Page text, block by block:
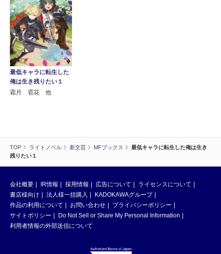
TOP ライトノベル 新文芸 MFブックス
最低キャラに転生した俺は生き
残りたい１
最低キャラに転生した
俺は生き残りたい１
霜月 雹花 他
会社概要 IR情報 採用情報 広告について
ライセンスについて
書店様向け
法人様一括購入
KADOKAWAグループ
作品の利用について
お問い合わせ
プライバシーポリシー
サイトポリシー
Do Not Sell or Share My Personal Information
利用者情報の外部送信について